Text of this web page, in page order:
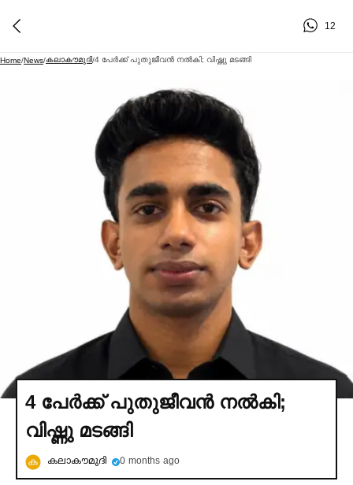
12
Home/News/കലാകൗമുദി/4 പേര്‍ക്ക് പുതുജീവൻ നല്‍കി; വിഷ്ണു മടങ്ങി
4 പേര്‍ക്ക് പുതുജീവൻ നല്‍കി;
വിഷ്ണു മടങ്ങി
കലാകൗമുദി 0 months ago